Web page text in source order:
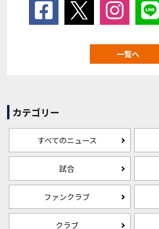
一覧へ
カテゴリー
すべてのニュース
試合
ファンクラブ
クラブ